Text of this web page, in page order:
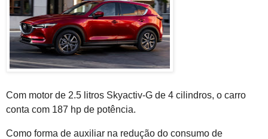
Com motor de 2.5 litros Skyactiv-G de 4 cilindros, o carro
conta com 187 hp de potência.
Como forma de auxiliar na redução do consumo de